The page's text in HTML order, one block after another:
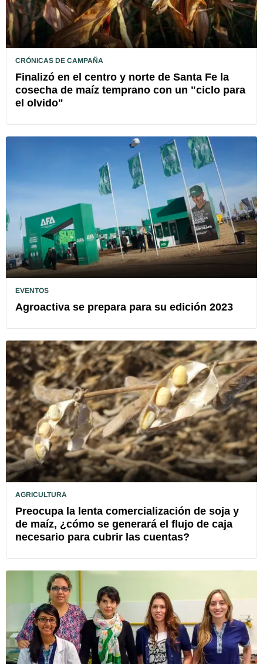
CRÓNICAS DE CAMPAÑA
Finalizó en el centro y norte de Santa Fe la
cosecha de maíz temprano con un "ciclo para
el olvido"
EVENTOS
Agroactiva se prepara para su edición 2023
AGRICULTURA
Preocupa la lenta comercialización de soja y
de maíz, ¿cómo se generará el flujo de caja
necesario para cubrir las cuentas?